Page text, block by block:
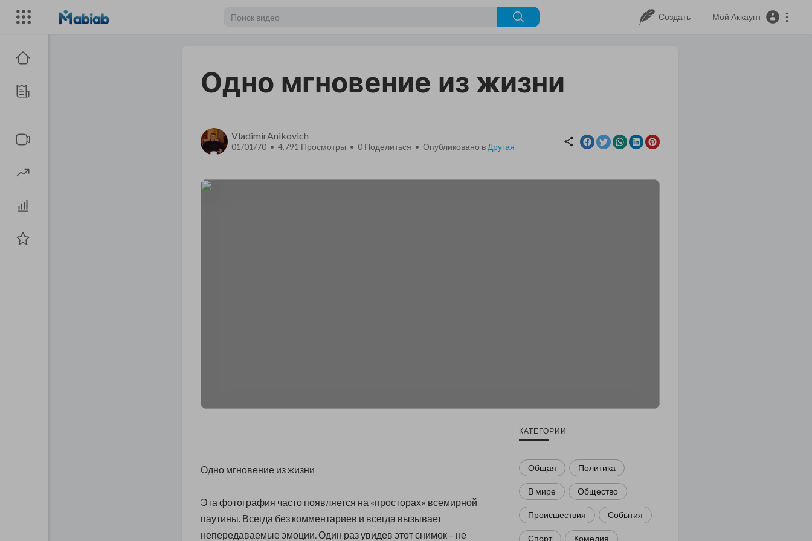
Создать Мой Аккаунт
Одно мгновение из жизни
VladimirAnikovich
01/01/70 • 4,791 Просмотры • 0 Поделиться • Опубликовано в Другая
Одно мгновение из жизни
Эта фотография часто появляется на «просторах» всемирной
паутины. Всегда без комментариев и всегда вызывает
непередаваемые эмоции. Один раз увидев этот снимок – не
КАТЕГОРИИ
Общая Политика
В мире Общество
Происшествия События
Спорт Комедия